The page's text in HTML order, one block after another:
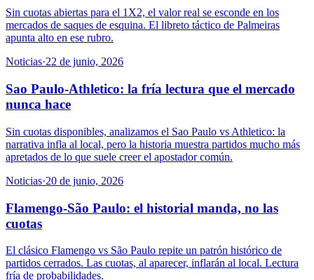
Sin cuotas abiertas para el 1X2, el valor real se esconde en los
mercados de saques de esquina. El libreto táctico de Palmeiras
apunta alto en ese rubro.
Noticias·22 de junio, 2026
Sao Paulo-Athletico: la fría lectura que el mercado
nunca hace
Sin cuotas disponibles, analizamos el Sao Paulo vs Athletico: la
narrativa infla al local, pero la historia muestra partidos mucho más
apretados de lo que suele creer el apostador común.
Noticias·20 de junio, 2026
Flamengo-São Paulo: el historial manda, no las
cuotas
El clásico Flamengo vs São Paulo repite un patrón histórico de
partidos cerrados. Las cuotas, al aparecer, inflarán al local. Lectura
fría de probabilidades.